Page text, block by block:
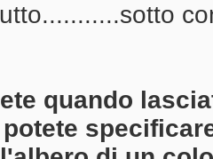
quando
potete